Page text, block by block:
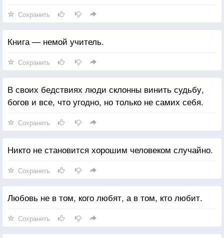
Сохранить
Книга — немой учитель.
Сохранить
В своих бедствиях люди склонны винить судьбу,
богов и все, что угодно, но только не самих себя.
Сохранить
Никто не становится хорошим человеком случайно.
Сохранить
Любовь не в том, кого любят, а в том, кто любит.
Сохранить